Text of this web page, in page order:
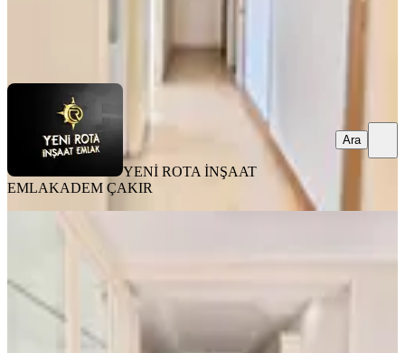
YENİ ROTA İNŞAAT
EMLAKADEM ÇAKIR
Ara
Onikişubat, Yamaçtepe Mahallesi
205 m² 03.08.2026